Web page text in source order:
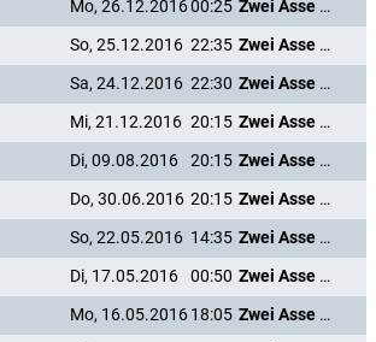
Mo, 26.12.201600:25
Zwei Asse trumpfen auf
So, 25.12.2016 22:35
Zwei Asse trumpfen auf
Sa, 24.12.2016 22:30
Zwei Asse trumpfen auf
Mi, 21.12.2016 20:15
Zwei Asse trumpfen auf
Di, 09.08.2016 20:15
Zwei Asse trumpfen auf
Do, 30.06.2016 20:15
Zwei Asse trumpfen auf
So, 22.05.2016 14:35
Zwei Asse trumpfen auf
Di, 17.05.2016 00:50
Zwei Asse trumpfen auf
Mo, 16.05.201618:05
Zwei Asse trumpfen auf